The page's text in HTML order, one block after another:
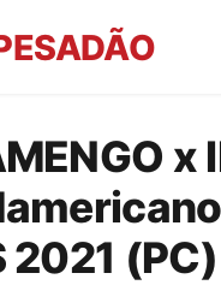
x
2021 (PC)